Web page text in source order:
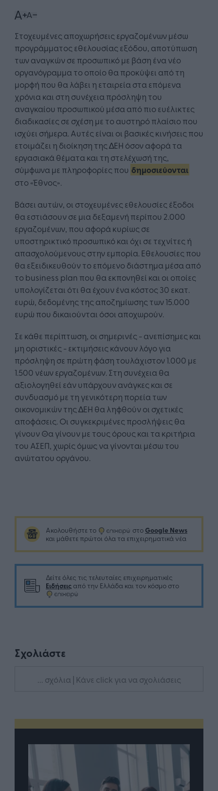
Στοχευμένες αποχωρήσεις εργαζοµένων µέσω
προγράµµατος εθελουσίας εξόδου, αποτύπωση
των αναγκών σε προσωπικό µε βάση ένα νέο
οργανόγραµµα το οποίο θα προκύψει από τη
µορφή που θα λάβει η εταιρεία στα επόµενα
χρόνια και στη συνέχεια πρόσληψη του
αναγκαίου προσωπικού µέσα από πιο ευέλικτες
διαδικασίες σε σχέση µε το αυστηρό πλαίσιο που
ισχύει σήµερα. Αυτές είναι οι βασικές κινήσεις που
ετοιµάζει η διοίκηση της ∆ΕΗ όσον αφορά τα
εργασιακά θέµατα και τη στελέχωσή της,
σύμφωνα με πληροφορίες που δημοσιεύονται
στο «Έθνος».
Βάσει αυτών, οι στοχευµένες εθελουσίες έξοδοι
θα εστιάσουν σε µια δεξαµενή περίπου 2.000
εργαζοµένων, που αφορά κυρίως σε
υποστηρικτικό προσωπικό και όχι σε τεχνίτες ή
απασχολούµενους στην εµπορία. Εθελουσίες που
θα εξειδικευθούν το επόµενο διάστηµα µέσα από
το business plan που θα εκπονηθεί και οι οποίες
υπολογίζεται ότι θα έχουν ένα κόστος 30 εκατ.
ευρώ, δεδοµένης της αποζηµίωσης των 15.000
ευρώ που δικαιούνται όσοι αποχωρούν.
Σε κάθε περίπτωση, οι σηµερινές - ανεπίσηµες και
µη οριστικές - εκτιµήσεις κάνουν λόγο για
πρόσληψη σε πρώτη φάση τουλάχιστον 1.000 µε
1.500 νέων εργαζοµένων. Στη συνέχεια θα
αξιολογηθεί εάν υπάρχουν ανάγκες και σε
συνδυασµό µε τη γενικότερη πορεία των
οικονοµικών της ∆ΕΗ θα ληφθούν οι σχετικές
αποφάσεις. Οι συγκεκριμένες προσλήψεις θα
γίνουν Θα γίνουν µε τους όρους και τα κριτήρια
του ΑΣΕΠ, χωρίς όµως να γίνονται µέσω του
ανώτατου οργάνου.
Ακολουθήστε το στο Google News
και μάθετε πρώτοι όλα τα επιχειρηματικά νέα
Δείτε όλες τις τελευταίες επιχειρηματικές
Ειδήσεις από την Ελλάδα και τον κόσμο στο
Σχολιάστε
... σχόλια | Κάνε click για να σχολιάσεις